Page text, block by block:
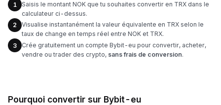
1
Saisis le montant NOK que tu souhaites convertir en TRX dans le
calculateur ci-dessus.
2
Visualise instantanément la valeur équivalente en TRX selon le
taux de change en temps réel entre NOK et TRX.
3
Crée gratuitement un compte Bybit-eu pour convertir, acheter,
vendre ou trader des crypto, sans frais de conversion.
Pourquoi convertir sur Bybit-eu